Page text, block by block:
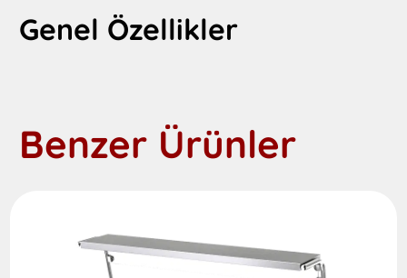
Genel Özellikler
Benzer Ürünler